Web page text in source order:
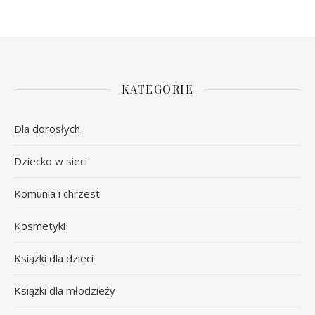
KATEGORIE
Dla dorosłych
Dziecko w sieci
Komunia i chrzest
Kosmetyki
Książki dla dzieci
Książki dla młodzieży